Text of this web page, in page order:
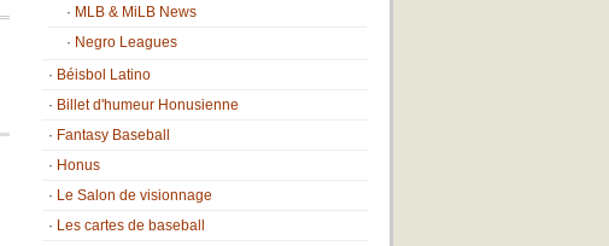
MLB & MiLB News
Negro Leagues
Béisbol Latino
Billet d'humeur Honusienne
Fantasy Baseball
Honus
Le Salon de visionnage
Les cartes de baseball